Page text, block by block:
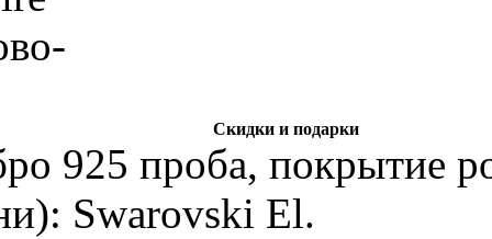
Скидки и подарки
925 проба, покрытие
Swarovski El.